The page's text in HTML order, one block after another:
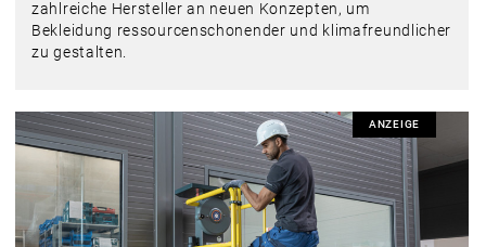
zahlreiche Hersteller an neuen Konzepten, um
Bekleidung ressourcenschonender und klimafreundlicher
zu gestalten.
ANZEIGE